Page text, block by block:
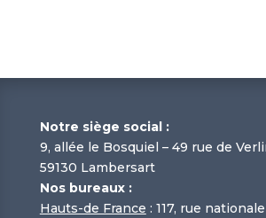
Notre siège social :
9, allée le Bosquiel – 49 rue de
59130 Lambersart
Nos bureaux :
Hauts-de France : 117, rue